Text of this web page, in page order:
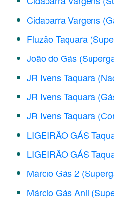
Cidabarra Vargens
Fluzão Taquara
João do Gás
JR Ivens Taquara
JR Ivens Taquara
JR Ivens Taquara
LIGEIRÃO GÁS
LIGEIRÃO GÁS
Márcio Gás 2
Márcio Gás Anil